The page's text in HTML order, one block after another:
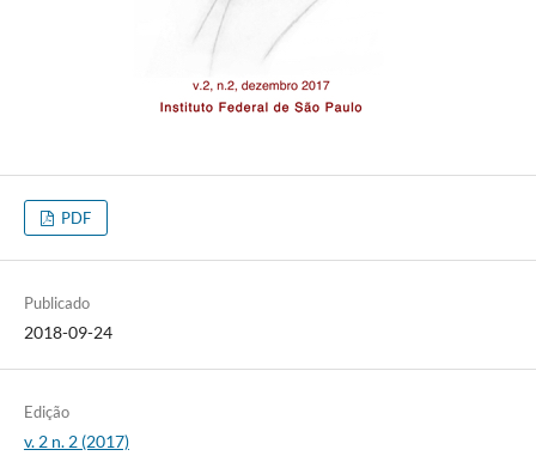
PDF
Publicado
2018-09-24
Edição
v. 2 n. 2 (2017)